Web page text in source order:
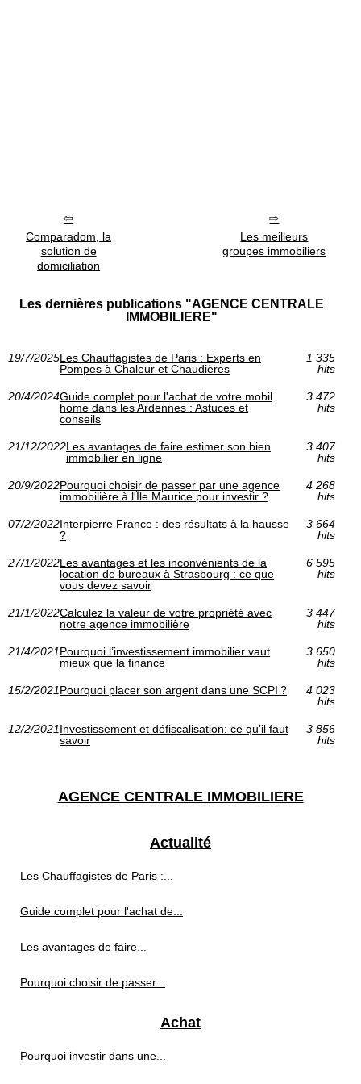
Comparadom, la
solution de
domiciliation
Les meilleurs
groupes immobiliers
Les dernières publications "AGENCE CENTRALE
IMMOBILIERE"
19/7/2025Les Chauffagistes de Paris : Experts en
Pompes à Chaleur et Chaudières
1 335
hits
20/4/2024Guide complet pour l'achat de votre mobil
home dans les Ardennes : Astuces et
conseils
3 472
hits
21/12/2022Les avantages de faire estimer son bien
immobilier en ligne
3 407
hits
20/9/2022Pourquoi choisir de passer par une agence
immobilière à l'Île Maurice pour investir ?
4 268
hits
07/2/2022Interpierre France : des résultats à la hausse
?
3 664
hits
27/1/2022Les avantages et les inconvénients de la
location de bureaux à Strasbourg : ce que
vous devez savoir
6 595
hits
21/1/2022Calculez la valeur de votre propriété avec
notre agence immobilière
3 447
hits
21/4/2021Pourquoi l’investissement immobilier vaut
mieux que la finance
3 650
hits
15/2/2021Pourquoi placer son argent dans une SCPI ?
4 023
hits
12/2/2021Investissement et défiscalisation: ce qu’il faut
savoir
3 856
hits
AGENCE CENTRALE IMMOBILIERE
Actualité
Les Chauffagistes de Paris :...
Guide complet pour l'achat de...
Les avantages de faire...
Pourquoi choisir de passer...
Achat
Pourquoi investir dans une...